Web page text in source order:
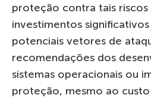
proteção contra tais riscos
investimentos
potenciais vetores de
recomendações dos
sistemas operacionais ou
proteção, mesmo ao